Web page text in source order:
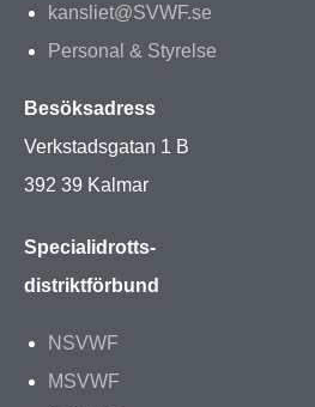
kansliet@SVWF.se
Personal & Styrelse
Besöksadress
Verkstadsgatan 1 B
392 39 Kalmar
Specialidrotts-
distriktförbund
NSVWF
MSVWF